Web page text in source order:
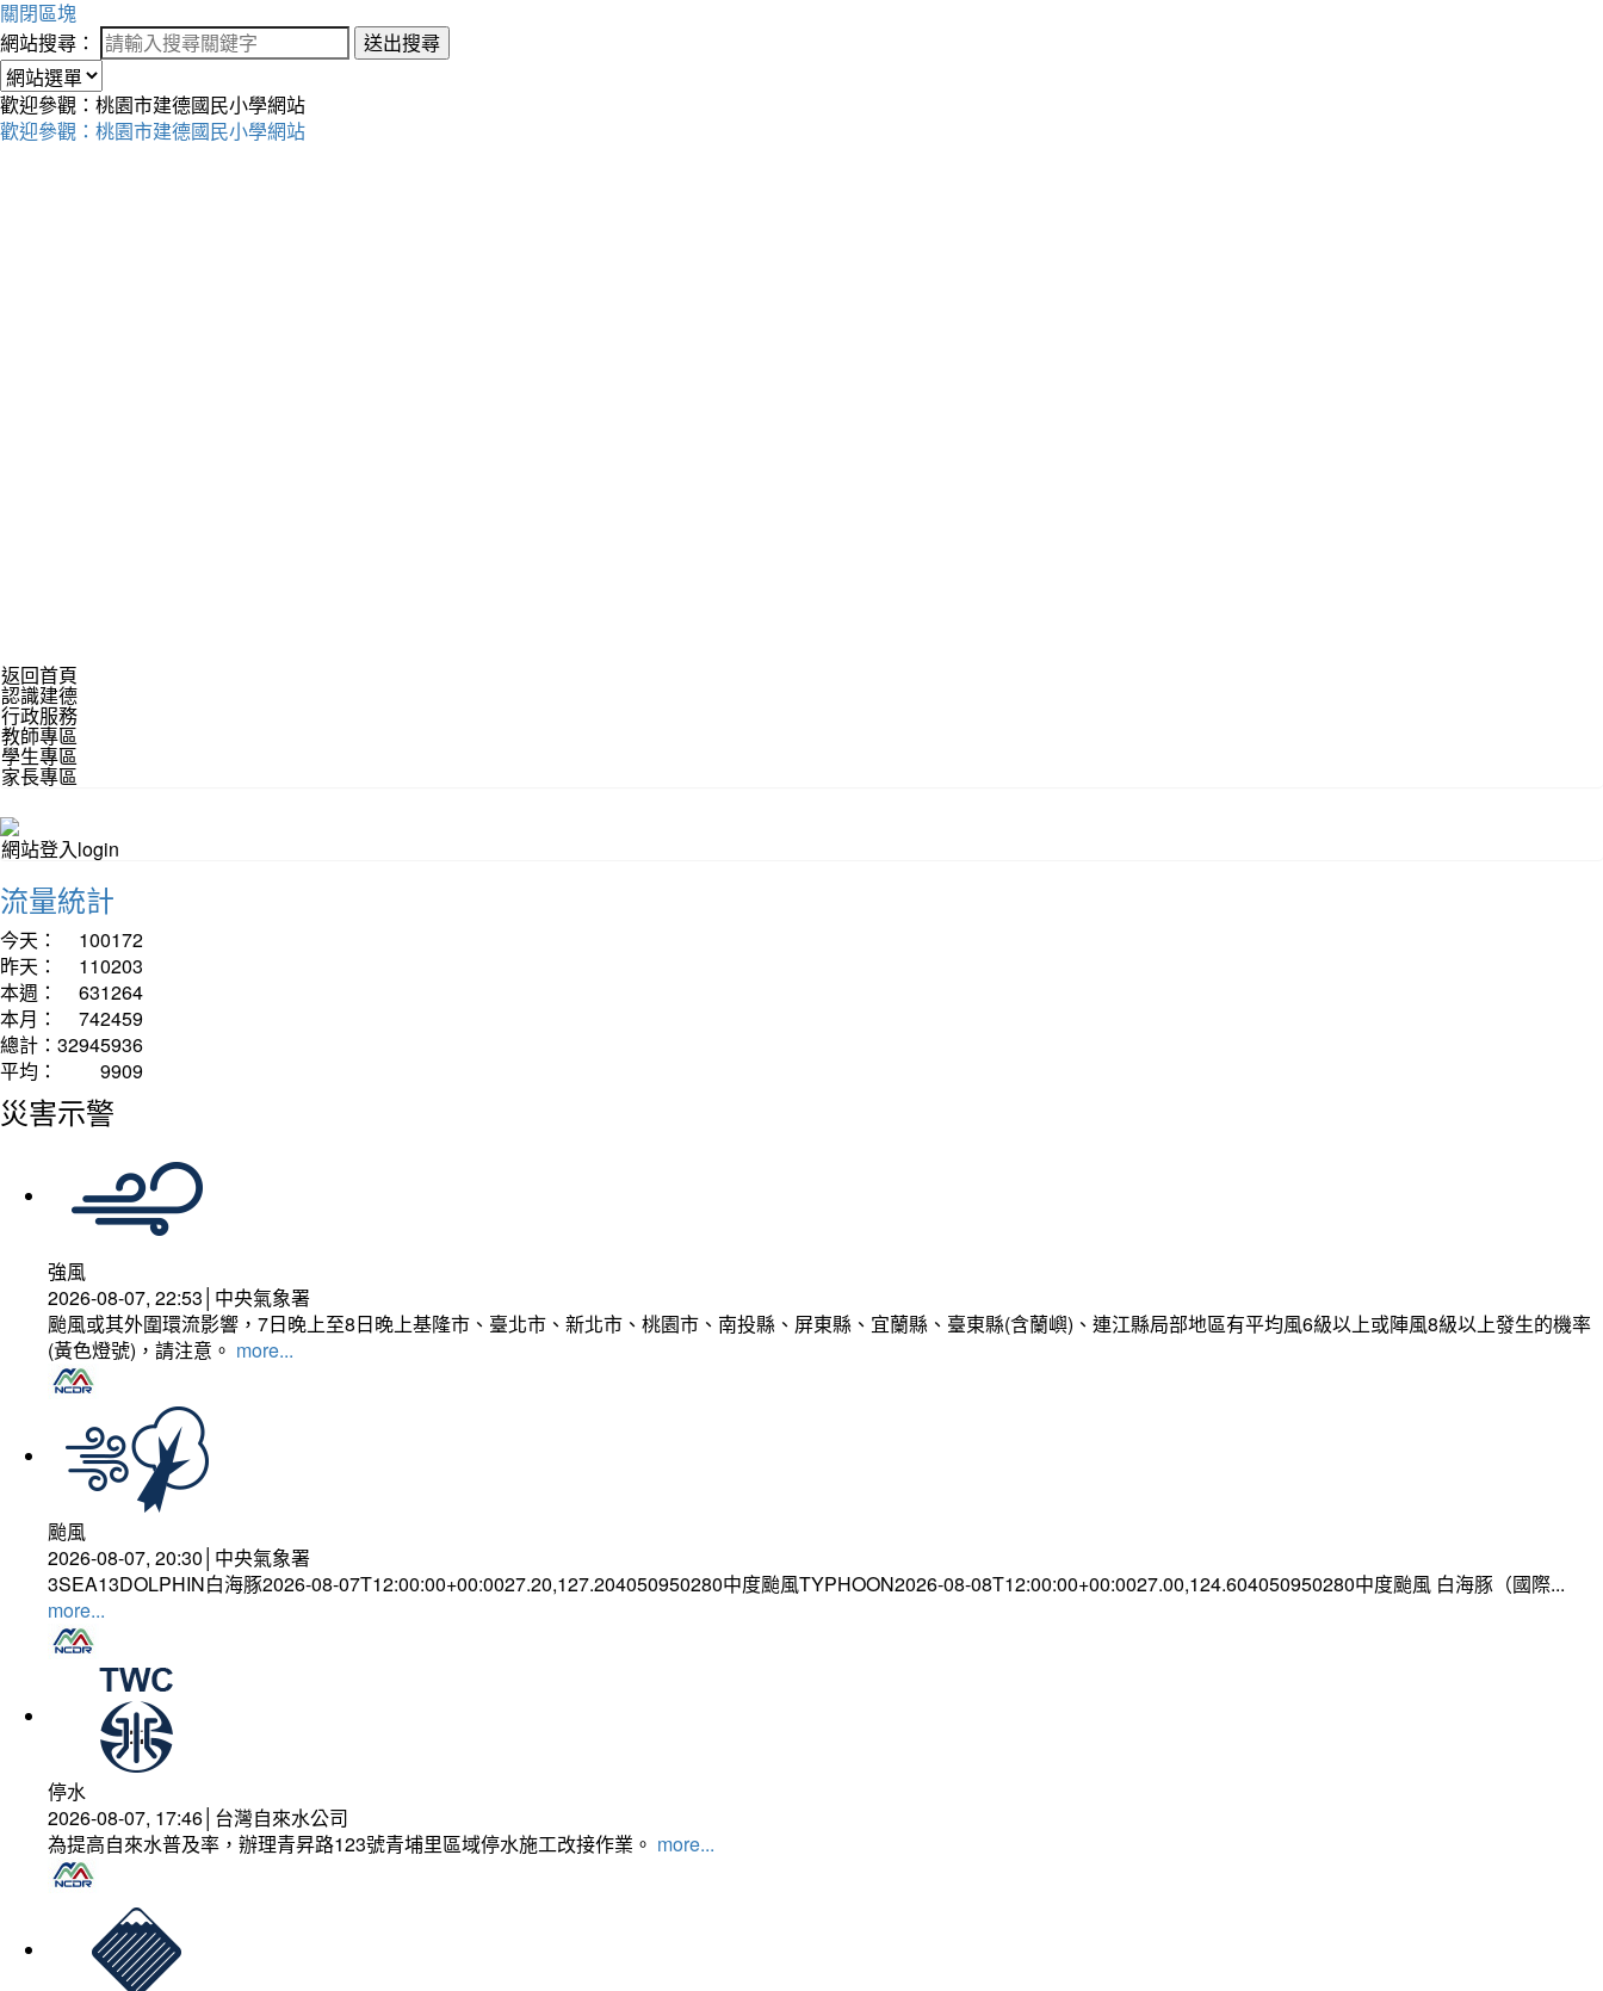
關閉區塊
網站搜尋：
送出搜尋
歡迎參觀：桃園市建德國民小學網站
歡迎參觀：桃園市建德國民小學網站
返回首頁
認識建德
行政服務
教師專區
學生專區
家長專區
網站登入login
流量統計
今天：
100172
昨天：
110203
本週：
631264
本月：
742459
總計： 32945936
平均：
9909
災害示警
強風
2026-08-07, 22:53│中央氣象署
颱風或其外圍環流影響，7日晚上至8日晚上基隆市、臺北市、新北市、桃園市、南投縣、屏東縣、宜蘭縣、臺東縣(含蘭嶼)、連江縣局部地區有平均風6級以上或陣風8級以上發生的機率
(黃色燈號)，請注意。 more...
颱風
2026-08-07, 20:30│中央氣象署
3SEA13DOLPHIN白海豚2026-08-07T12:00:00+00:0027.20,127.204050950280中度颱風TYPHOON2026-08-08T12:00:00+00:0027.00,124.604050950280中度颱風 白海豚（國際...
more...
停水
2026-08-07, 17:46│台灣自來水公司
為提高自來水普及率，辦理青昇路123號青埔里區域停水施工改接作業。 more...